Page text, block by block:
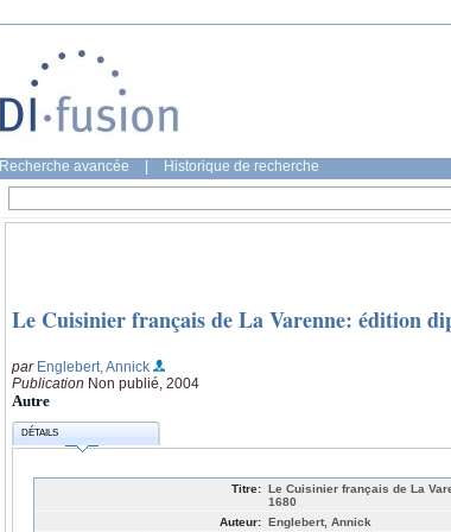
Recherche avancée Historique de recherche
Le Cuisinier français de La Varenne: édition
par Englebert, Annick
Publication Non publié, 2004
Autre
DÉTAILS
Titre: Le Cuisinier français de La
1680
Auteur: Englebert, Annick